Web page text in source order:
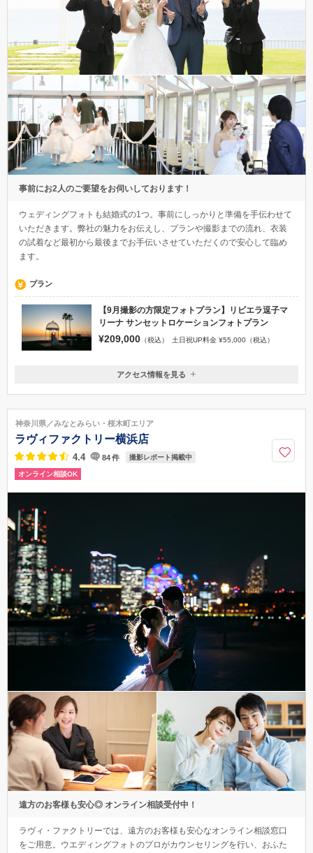
事前にお2人のご要望をお伺いしております！
ウェディングフォトも結婚式の1つ。事前にしっかりと準備を手伝わせて
いただきます。弊社の魅力をお伝えし、プランや撮影までの流れ、衣装
の試着など最初から最後までお手伝いさせていただくので安心して臨め
ます。
プラン
【9月撮影の方限定フォトプラン】リビエラ逗子マ
リーナ サンセットロケーションフォトプラン
¥209,000 （税込） 土日祝UP料金 ¥55,000（税込）
神奈川県逗子市小坪5丁目23-9
⇒「小坪」停留所下車 2.JR逗子駅（東口）京浜急行バス「7番」乗り場
/ 京浜急行新逗子駅（北口）京浜急行バス「4番」乗り場・「小坪経由・鎌
倉駅」行き⇒「リビエラ逗子マリーナ前」下車
0467-23-0028
アクセス情報を見る
神奈川県／みなとみらい・桜木町エリア
ラヴィファクトリー横浜店
4.4 84件 撮影レポート掲載中
オンライン相談OK
遠方のお客様も安心◎ オンライン相談受付中！
ラヴィ・ファクトリーでは、遠方のお客様も安心なオンライン相談窓口
をご用意。ウエディングフォトのプロがカウンセリングを行い、おふた